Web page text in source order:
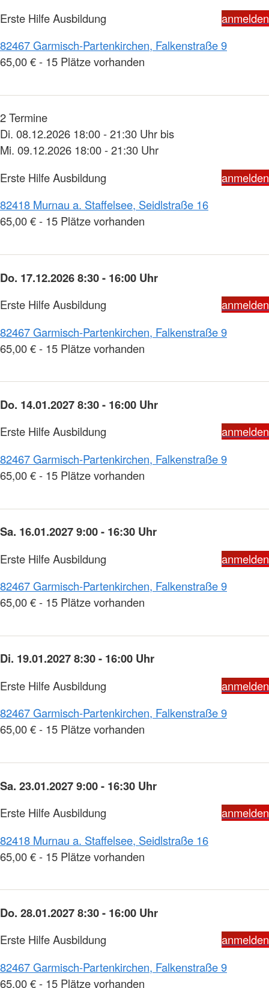
Erste Hilfe Ausbildung
anmelden
82467 Garmisch-Partenkirchen, Falkenstraße 9
65,00 € - 15 Plätze vorhanden
2 Termine
Di. 08.12.2026 18:00 - 21:30 Uhr bis
Mi. 09.12.2026 18:00 - 21:30 Uhr
Erste Hilfe Ausbildung
anmelden
82418 Murnau a. Staffelsee, Seidlstraße 16
65,00 € - 15 Plätze vorhanden
Do. 17.12.2026 8:30 - 16:00 Uhr
Erste Hilfe Ausbildung
anmelden
82467 Garmisch-Partenkirchen, Falkenstraße 9
65,00 € - 15 Plätze vorhanden
Do. 14.01.2027 8:30 - 16:00 Uhr
Erste Hilfe Ausbildung
anmelden
82467 Garmisch-Partenkirchen, Falkenstraße 9
65,00 € - 15 Plätze vorhanden
Sa. 16.01.2027 9:00 - 16:30 Uhr
Erste Hilfe Ausbildung
anmelden
82467 Garmisch-Partenkirchen, Falkenstraße 9
65,00 € - 15 Plätze vorhanden
Di. 19.01.2027 8:30 - 16:00 Uhr
Erste Hilfe Ausbildung
anmelden
82467 Garmisch-Partenkirchen, Falkenstraße 9
65,00 € - 15 Plätze vorhanden
Sa. 23.01.2027 9:00 - 16:30 Uhr
Erste Hilfe Ausbildung
anmelden
82418 Murnau a. Staffelsee, Seidlstraße 16
65,00 € - 15 Plätze vorhanden
Do. 28.01.2027 8:30 - 16:00 Uhr
Erste Hilfe Ausbildung
anmelden
82467 Garmisch-Partenkirchen, Falkenstraße 9
65,00 € - 15 Plätze vorhanden